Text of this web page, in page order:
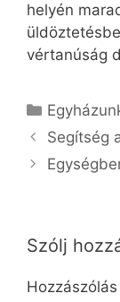
helyén
vértanúság
Kategória
Segítség
Szólj